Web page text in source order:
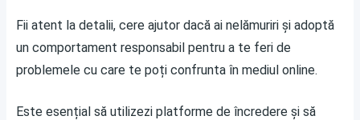
Fii atent la detalii, cere ajutor dacă ai nelămuriri și adoptă
un comportament responsabil pentru a te feri de
problemele cu care te poți confrunta în mediul online.
Este esențial să utilizezi platforme de încredere și să